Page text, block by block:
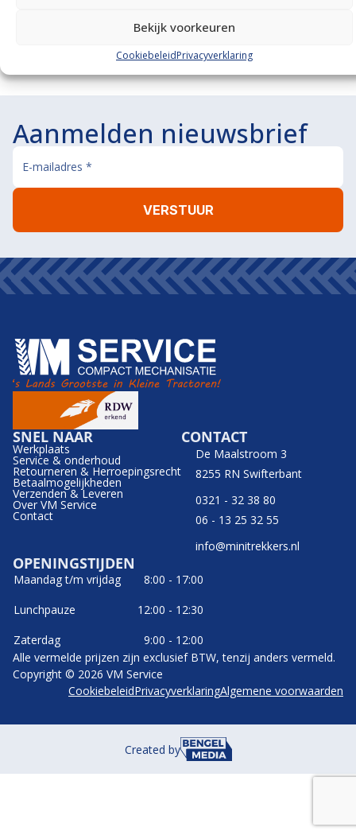
Bekijk voorkeuren
CookiebeleidPrivacyverklaring
Aanmelden nieuwsbrief
SNEL NAAR
Werkplaats
Service & onderhoud
Retourneren & Herroepingsrecht
Betaalmogelijkheden
Verzenden & Leveren
Over VM Service
Contact
CONTACT
De Maalstroom 3
8255 RN Swifterbant
0321 - 32 38 80
06 - 13 25 32 55
info@minitrekkers.nl
OPENINGSTIJDEN
Maandag t/m vrijdag
8:00 - 17:00
Lunchpauze
12:00 - 12:30
Zaterdag
9:00 - 12:00
Alle vermelde prijzen zijn exclusief BTW, tenzij anders vermeld.
Copyright © 2026 VM Service
CookiebeleidPrivacyverklaringAlgemene voorwaarden
Created by